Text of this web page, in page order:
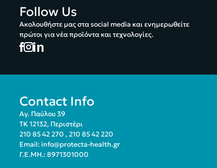
Follow Us
Ακολουθήστε μας στα social media και ενημερωθείτε
πρώτοι για νέα προϊόντα και τεχνολογίες.
Contact Info
Αγ. Παύλου 39
ΤΚ 12132, Περιστέρι
210 85 42 270 , 210 85 42 220
Email: info@protecta-health.gr
Γ.Ε.ΜΗ.: 8971301000